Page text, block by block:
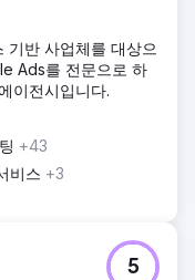
산 판매가 발생하여
니다.
동
기반 사업체를 대상으
Ads를 전문으로 하
이전시입니다.
+43
비스 +3
5